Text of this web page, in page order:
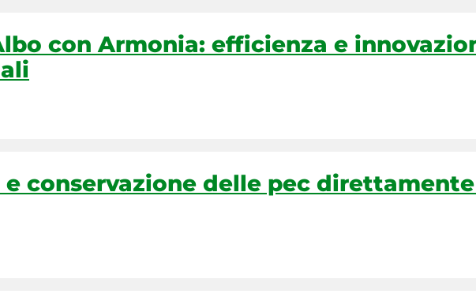
con Armonia: efficienza e
conservazione delle pec